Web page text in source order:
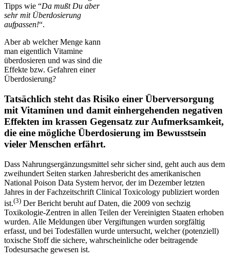
Tipps wie “Da mußt Du aber
sehr mit Überdosierung
aufpassen!“.
Aber ab welcher Menge kann
man eigentlich Vitamine
überdosieren und was sind die
Effekte bzw. Gefahren einer
Überdosierung?
Tatsächlich steht das Risiko einer Überversorgung
mit Vitaminen und damit einhergehenden negativen
Effekten im krassen Gegensatz zur Aufmerksamkeit,
die eine mögliche Überdosierung im Bewusstsein
vieler Menschen erfährt.
Dass Nahrungsergänzungsmittel sehr sicher sind, geht auch aus dem
zweihundert Seiten starken Jahresbericht des amerikanischen
National Poison Data System hervor, der im Dezember letzten
Jahres in der Fachzeitschrift Clinical Toxicology publiziert worden
ist.(3) Der Bericht beruht auf Daten, die 2009 von sechzig
Toxikologie-Zentren in allen Teilen der Vereinigten Staaten erhoben
wurden. Alle Meldungen über Vergiftungen wurden sorgfältig
erfasst, und bei Todesfällen wurde untersucht, welcher (potenziell)
toxische Stoff die sichere, wahrscheinliche oder beitragende
Todesursache gewesen ist.